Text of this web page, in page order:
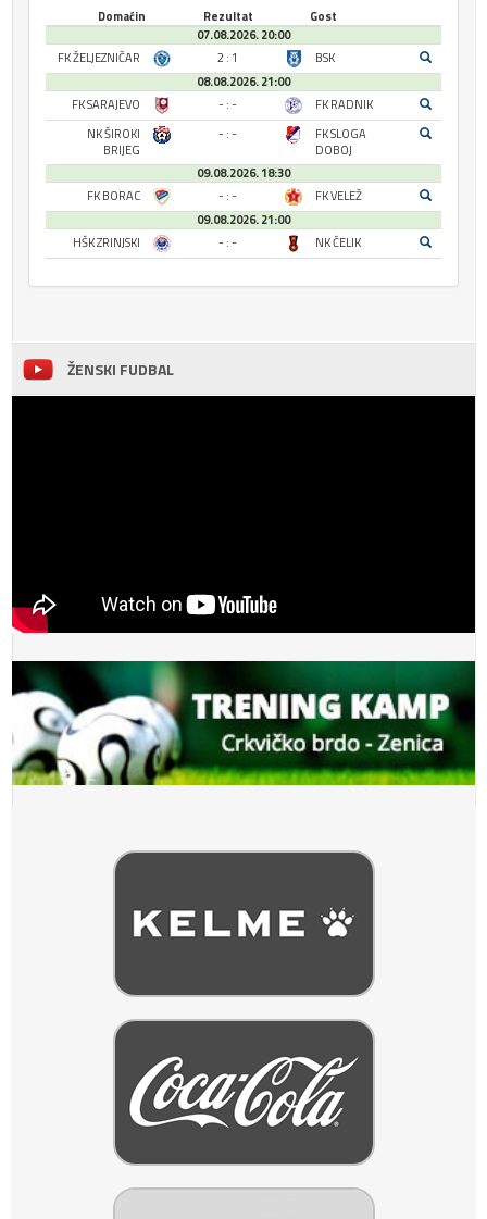
Domaćin Rezultat
Gost
07.08.2026. 20:00
FK ŽELJEZNIČAR
2 : 1
BSK
08.08.2026. 21:00
FK SARAJEVO
- : -
FK RADNIK
NK ŠIROKI
BRIJEG
- : -
FK SLOGA
DOBOJ
09.08.2026. 18:30
FK BORAC
- : -
FK VELEŽ
09.08.2026. 21:00
HŠK ZRINJSKI
- : - NK ČELIK
ŽENSKI FUDBAL